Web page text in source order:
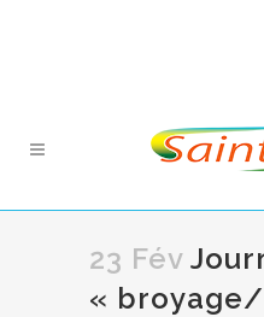
23 Fév
«